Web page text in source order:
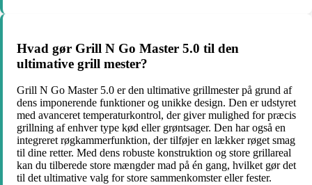
Hvad gør Grill N Go Master 5.0 til den
ultimative grill mester?
Grill N Go Master 5.0 er den ultimative grillmester på grund af
dens imponerende funktioner og unikke design. Den er udstyret
med avanceret temperaturkontrol, der giver mulighed for præcis
grillning af enhver type kød eller grøntsager. Den har også en
integreret røgkammerfunktion, der tilføjer en lækker røget smag
til dine retter. Med dens robuste konstruktion og store grillareal
kan du tilberede store mængder mad på én gang, hvilket gør det
til det ultimative valg for store sammenkomster eller fester.